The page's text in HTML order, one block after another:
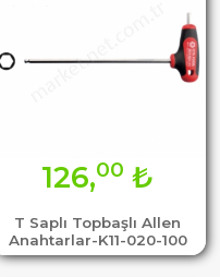
T Saplı Topbaşlı Allen
Anahtarlar-K11-020-100
126,00 ₺